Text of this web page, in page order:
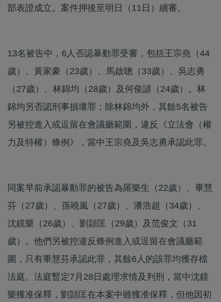
部表證成立。案件押後至明日（11日）續審。
13名被告中，6人否認暴動罪受審，包括王宗堯（44
歲）、黃家豪（23歲）、馬啟聰（33歲）、吳志勇
（27歲）、林錦均（28歲）及何俊諺（24歲）。林
錦均另否認刑事損壞罪；除林錦均外，其餘5名被告
另被控進入或逗留在會議廳範圍，違反《立法會（權
力及特權）條例》，當中王宗堯及吳志勇承認此罪。
同案早前承認暴動罪的被告為羅樂生（22歲）、畢慧
芬（27歲）、孫曉嵐（27歲）、潘浩超（34歲）、
沈鏡樂（26歲）、劉頴匡（29歲）及范俊文（31
歲）。他們另被控違反條例進入或逗留在會議廳範
圍，只有畢慧芬承認此罪，其餘6人的該罪均獲存檔
法庭。法庭暫定7月28日處理求情及判刑，當中沈鏡
樂獲准保釋，劉頴匡在本案中雖獲准保釋，但他因初